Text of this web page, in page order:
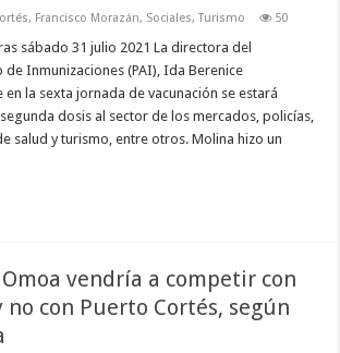
, Francisco Morazán, Sociales,Turismo 50
sábado 31 julio 2021 La directora del
Inmunizaciones (PAI), Ida Berenice
la sexta jornada de vacunación se estará
dosis al sector de los mercados, policías,
salud y turismo, entre otros. Molina hizo un
vendría a competir con
no con Puerto Cortés, según